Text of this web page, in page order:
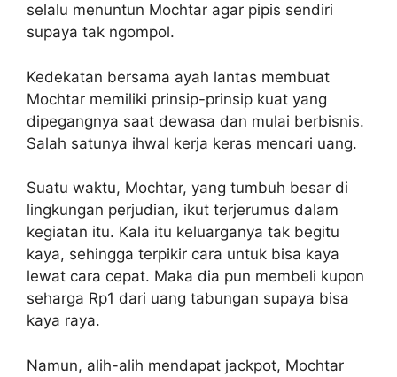
selalu menuntun Mochtar agar pipis sendiri
supaya tak ngompol.
Kedekatan bersama ayah lantas membuat
Mochtar memiliki prinsip-prinsip kuat yang
dipegangnya saat dewasa dan mulai berbisnis.
Salah satunya ihwal kerja keras mencari uang.
Suatu waktu, Mochtar, yang tumbuh besar di
lingkungan perjudian, ikut terjerumus dalam
kegiatan itu. Kala itu keluarganya tak begitu
kaya, sehingga terpikir cara untuk bisa kaya
lewat cara cepat. Maka dia pun membeli kupon
seharga Rp1 dari uang tabungan supaya bisa
kaya raya.
Namun, alih-alih mendapat jackpot, Mochtar